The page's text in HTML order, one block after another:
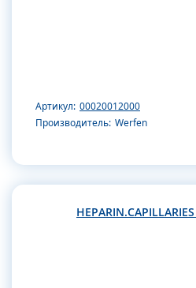
Артикул: 00020012000
Производитель: Werfen